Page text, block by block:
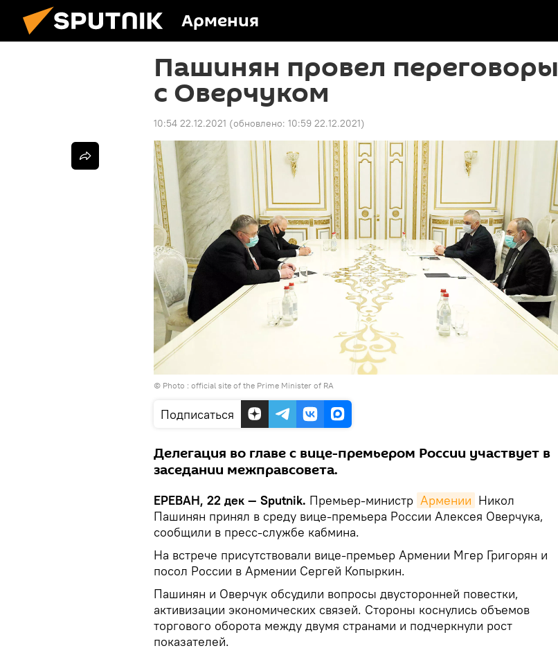
Армения
Пашинян провел переговоры
с Оверчуком
10:54 22.12.2021 (обновлено: 10:59 22.12.2021)
© Photo : official site of the Prime Minister of RA
Подписаться
Делегация во главе с вице-премьером России участвует в
заседании межправсовета.
ЕРЕВАН, 22 дек — Sputnik. Премьер-министр Армении Никол
Пашинян принял в среду вице-премьера России Алексея Оверчука,
сообщили в пресс-службе кабмина.
На встрече присутствовали вице-премьер Армении Мгер Григорян и
посол России в Армении Сергей Копыркин.
Пашинян и Оверчук обсудили вопросы двусторонней повестки,
активизации экономических связей. Стороны коснулись объемов
торгового оборота между двумя странами и подчеркнули рост
показателей.